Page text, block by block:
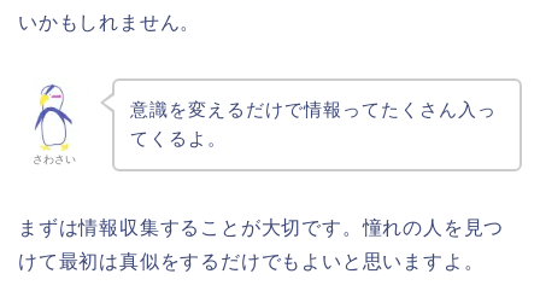
いかもしれません。
さわさい
意識を変えるだけで情報ってたくさん入っ
てくるよ。
まずは情報収集することが大切です。憧れの人を見つ
けて最初は真似をするだけでもよいと思いますよ。